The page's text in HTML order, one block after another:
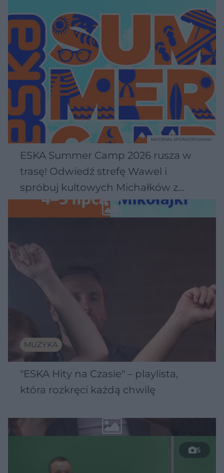
ESKA Summer Camp 2026 rusza w
trasę! Odwiedź strefę Wawel i
spróbuj kultowych Michałków z
Wawelu
MATERIAŁ SPONSOROWANY
MUZYKA
"ESKA Hity na Czasie" – playlista,
która rozkręci każdą chwilę
5